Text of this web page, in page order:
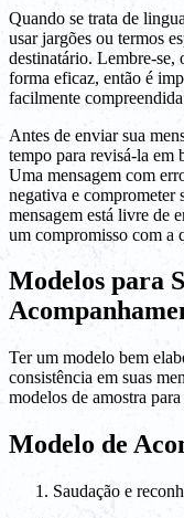
Quando se trata de
usar jargões ou termos
destinatário. Lembre-se,
forma eficaz, então é
facilmente
Antes de enviar sua
tempo para revisá-la em
Uma mensagem com
negativa e comprometer
mensagem está livre de
um compromisso com a
Modelos para
Ter um modelo bem
consistência em suas
modelos de amostra
Modelo de
Saudação e